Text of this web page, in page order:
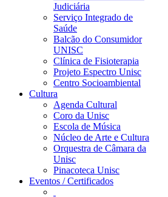
Judiciária
Serviço Integrado de
Saúde
Balcão do Consumidor
UNISC
Clínica de Fisioterapia
Projeto Espectro Unisc
Centro Socioambiental
Cultura
Agenda Cultural
Coro da Unisc
Escola de Música
Núcleo de Arte e Cultura
Orquestra de Câmara da
Unisc
Pinacoteca Unisc
Eventos / Certificados